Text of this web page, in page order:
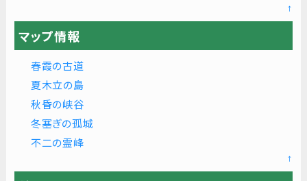
↑
マップ情報
春霞の古道
夏木立の島
秋昏の峡谷
冬塞ぎの孤城
不二の霊峰
↑